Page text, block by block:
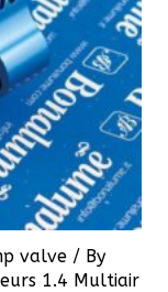
valve / By
1.4 Multiair